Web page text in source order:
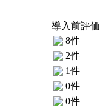
導入前評価
8件
2件
1件
0件
0件